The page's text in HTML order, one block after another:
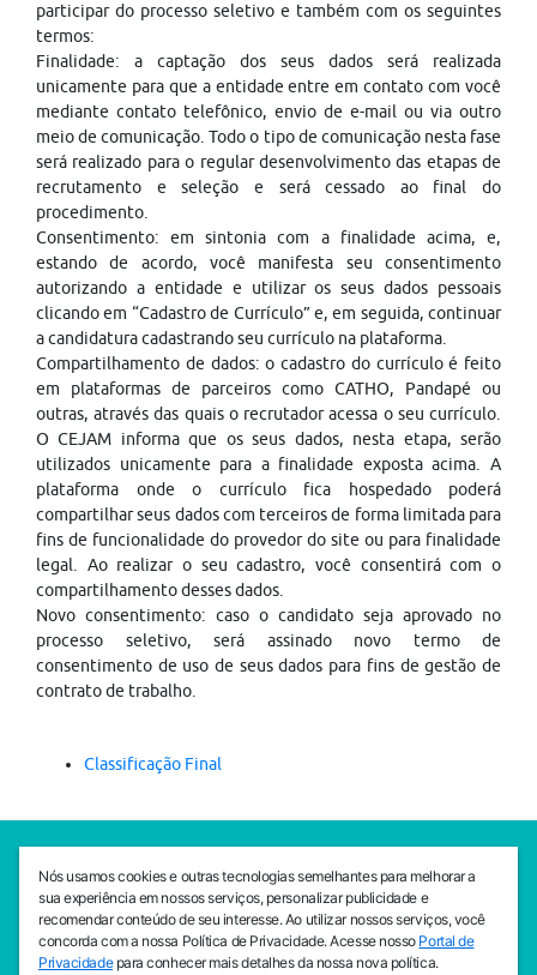
participar do processo seletivo e também com os seguintes
termos:
Finalidade: a captação dos seus dados será realizada
unicamente para que a entidade entre em contato com você
mediante contato telefônico, envio de e-mail ou via outro
meio de comunicação. Todo o tipo de comunicação nesta fase
será realizado para o regular desenvolvimento das etapas de
recrutamento e seleção e será cessado ao final do
procedimento.
Consentimento: em sintonia com a finalidade acima, e,
estando de acordo, você manifesta seu consentimento
autorizando a entidade e utilizar os seus dados pessoais
clicando em “Cadastro de Currículo” e, em seguida, continuar
a candidatura cadastrando seu currículo na plataforma.
Compartilhamento de dados: o cadastro do currículo é feito
em plataformas de parceiros como CATHO, Pandapé ou
outras, através das quais o recrutador acessa o seu currículo.
O CEJAM informa que os seus dados, nesta etapa, serão
utilizados unicamente para a finalidade exposta acima. A
plataforma onde o currículo fica hospedado poderá
compartilhar seus dados com terceiros de forma limitada para
fins de funcionalidade do provedor do site ou para finalidade
legal. Ao realizar o seu cadastro, você consentirá com o
compartilhamento desses dados.
Novo consentimento: caso o candidato seja aprovado no
processo seletivo, será assinado novo termo de
consentimento de uso de seus dados para fins de gestão de
contrato de trabalho.
Classificação Final
SEDE CEJAM
Av. da Liberdade, 765, Liberdade, São Paulo, 01503-001
(11) 3469 - 1818
INSTITUTO CEJAM
Nós usamos cookies e outras tecnologias semelhantes para melhorar a
sua experiência em nossos serviços, personalizar publicidade e
recomendar conteúdo de seu interesse. Ao utilizar nossos serviços, você
concorda com a nossa Política de Privacidade. Acesse nosso Portal de
Privacidadepara conhecer mais detalhes da nossa nova política.